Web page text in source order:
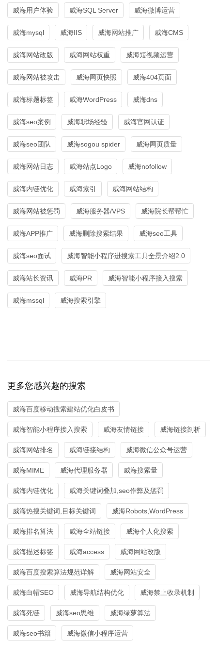
威海用户体验 威海SQL Server 威海微博运营
威海mysql 威海IIS 威海网站推广 威海CMS
威海网站改版 威海网站权重 威海短视频运营
威海网站被攻击 威海网页快照 威海404页面
威海标题标签 威海WordPress 威海dns
威海seo案例 威海职场经验 威海官网认证
威海seo团队 威海sogou spider 威海网页质量
威海网站日志 威海站点Logo 威海nofollow
威海内链优化 威海索引 威海网站结构
威海网站被惩罚 威海服务器/VPS 威海院长帮帮忙
威海APP推广 威海删除搜索结果 威海seo工具
威海seo面试 威海智能小程序进搜索工具全景介绍2.0
威海站长资讯 威海PR 威海智能小程序接入搜索
威海mssql 威海搜索引擎
更多您感兴趣的搜索
威海百度移动搜索建站优化白皮书
威海智能小程序接入搜索 威海友情链接 威海链接剖析
威海网站排名 威海链接结构 威海微信公众号运营
威海MIME 威海代理服务器 威海搜索量
威海内链优化 威海关键词叠加,seo作弊及惩罚
威海热搜关键词,目标关键词 威海Robots,WordPress
威海排名算法 威海全站链接 威海个人化搜索
威海描述标签 威海access 威海网站改版
威海百度搜索算法规范详解 威海网站安全
威海白帽SEO 威海导航结构优化 威海禁止收录机制
威海死链 威海seo思维 威海绿萝算法
威海seo书籍 威海微信小程序运营